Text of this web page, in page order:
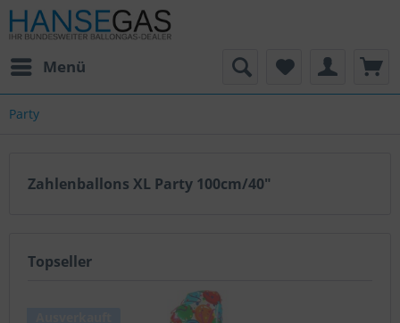
Menü
Party
Zahlenballons XL Party 100cm/40"
Topseller